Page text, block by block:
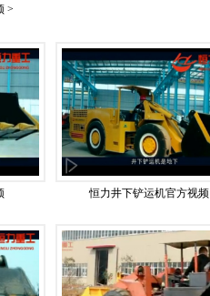
>
恒力井下铲运机官方视频